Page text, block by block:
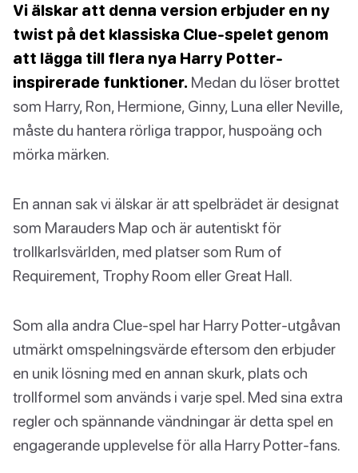
Vi älskar att denna version erbjuder en ny
twist på det klassiska Clue-spelet genom
att lägga till flera nya Harry Potter-
inspirerade funktioner. Medan du löser brottet
som Harry, Ron, Hermione, Ginny, Luna eller Neville,
måste du hantera rörliga trappor, huspoäng och
mörka märken.
En annan sak vi älskar är att spelbrädet är designat
som Marauders Map och är autentiskt för
trollkarlsvärlden, med platser som Rum of
Requirement, Trophy Room eller Great Hall.
Som alla andra Clue-spel har Harry Potter-utgåvan
utmärkt omspelningsvärde eftersom den erbjuder
en unik lösning med en annan skurk, plats och
trollformel som används i varje spel. Med sina extra
regler och spännande vändningar är detta spel en
engagerande upplevelse för alla Harry Potter-fans.